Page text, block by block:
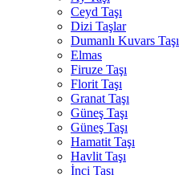
Ceyd Taşı
Dizi Taşlar
Dumanlı Kuvars Taşı
Elmas
Firuze Taşı
Florit Taşı
Granat Taşı
Güneş Taşı
Güneş Taşı
Hamatit Taşı
Havlit Taşı
İnci Taşı